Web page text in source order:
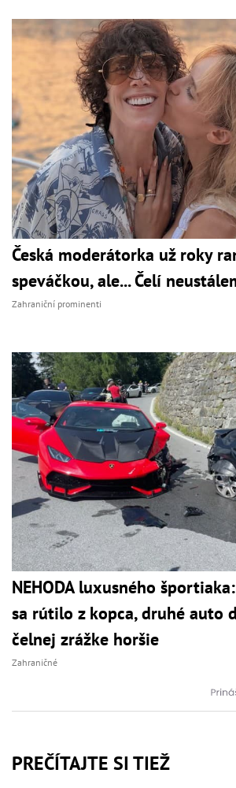
Česká moderátorka už roky
speváčkou, ale... Čelí
Zahraniční prominenti
NEHODA luxusného
sa rútilo z kopca, druhé auto
čelnej zrážke horšie
Zahraničné
PREČÍTAJTE SI TIEŽ